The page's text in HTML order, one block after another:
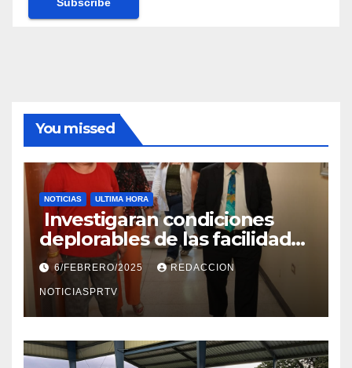
You missed
NOTICIAS ULTIMA HORA
Investigaran condiciones
deplorables de las facilidades
el Departamento de la Salud
en Mayagüez
6/FEBRERO/2025 REDACCION
NOTICIASPRTV